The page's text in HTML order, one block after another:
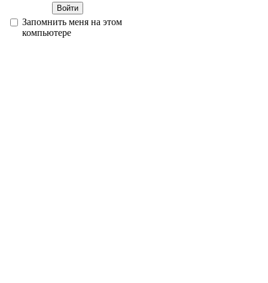
Запомнить меня на этом
компьютере